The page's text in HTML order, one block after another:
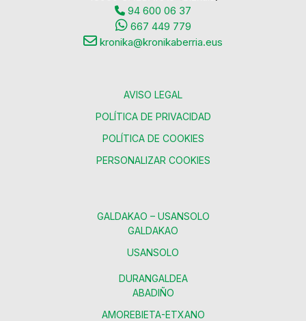
94 600 06 37
667 449 779
kronika@kronikaberria.eus
AVISO LEGAL
POLÍTICA DE PRIVACIDAD
POLÍTICA DE COOKIES
PERSONALIZAR COOKIES
GALDAKAO – USANSOLO
GALDAKAO
USANSOLO
DURANGALDEA
ABADIÑO
AMOREBIETA-ETXANO